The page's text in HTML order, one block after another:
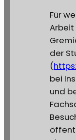
Für
Arbeit
der
(
bei
und